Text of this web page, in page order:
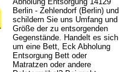
Berlin - Zehlendorf (Berlin) und
schildern Sie uns Umfang und
Größe der zu entsorgenden
Gegenstände. Handelt es sich
um eine Bett, Eck Abholung
Entsorgung Bett oder
Matratzen oder andere